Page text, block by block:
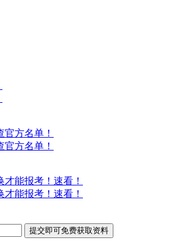
方名单！
方名单！
能报考！速看！
能报考！速看！